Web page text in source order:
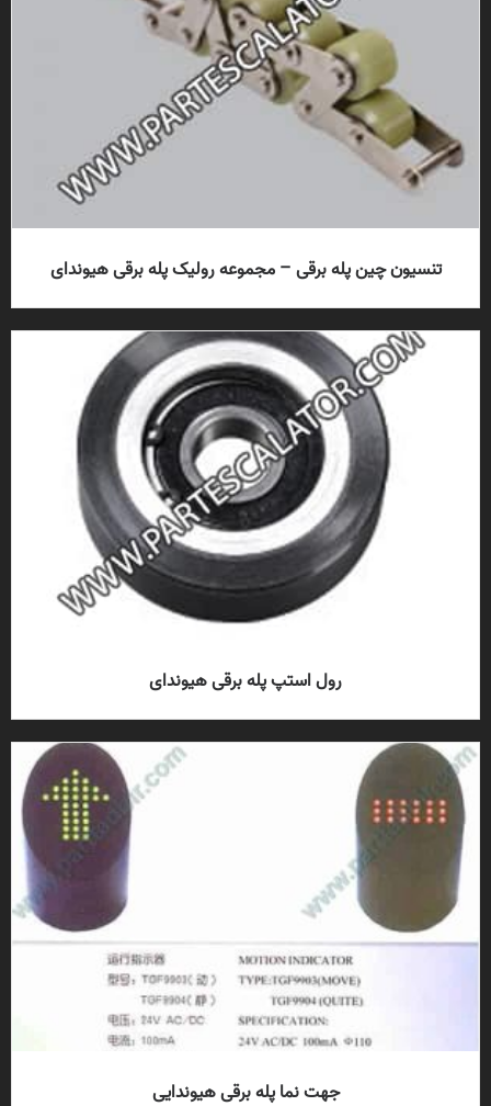
تنسیون چین پله برقی – مجموعه رولیک پله برقی هیوندای
رول استپ پله برقی هیوندای
جهت نما پله برقی هیوندایی